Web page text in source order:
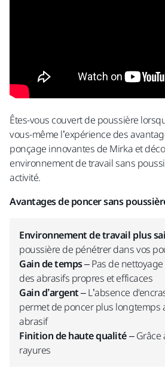
Êtes-vous couvert de poussière
vous-même l’expérience des
ponçage innovantes de Mirka et
environnement de travail sans
activité.
Avantages de poncer sans
Environnement de travail plus
poussière de pénétrer dans vos
Gain de temps– Pas de
des abrasifs propres et efficaces
Gain d’argent– L’absence
permet de poncer plus longtemps
abrasif
Finition de haute qualité– Grâce
rayures